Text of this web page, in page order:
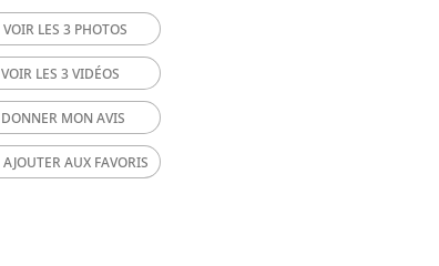
VOIR LES 3 PHOTOS
VOIR LES 3 VIDÉOS
DONNER MON AVIS
AJOUTER AUX FAVORIS